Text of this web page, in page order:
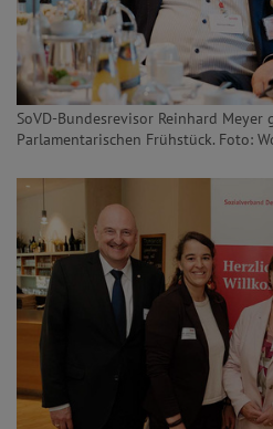
SoVD-Bundesrevisor Reinhard
Parlamentarischen Frühstück. Foto: